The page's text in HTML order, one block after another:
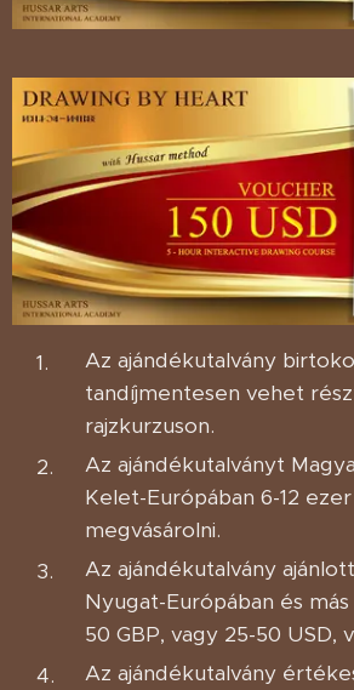
Az ajándékutalvány
tandíjmentesen vehet
rajzkurzuson.
Az ajándékutalványt
Kelet-Európában 6-12
megvásárolni.
Az ajándékutalvány
Nyugat-Európában és
50 GBP, vagy 25-50 USD,
Az ajándékutalvány